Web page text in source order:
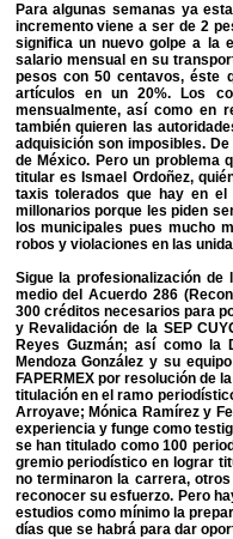
Para algunas semanas ya
incremento viene a ser de 2
significa un nuevo golpe a la
salario mensual en su
pesos con 50 centavos, éste
artículos en un 20%. Los
mensualmente, así como en
también quieren las
adquisición son imposibles.
de México. Pero un problema
titular es Ismael Ordoñez,
taxis tolerados que hay en
millonarios porque les piden
los municipales pues mucho
robos y violaciones en las
Sigue la profesionalización
medio del Acuerdo 286
300 créditos necesarios para
y Revalidación de la SEP
Reyes Guzmán; así como la
Mendoza González y su
FAPERMEX por resolución de
titulación en el ramo
Arroyave; Mónica Ramírez y
experiencia y funge como
se han titulado como 100
gremio periodístico en lograr
no terminaron la carrera,
reconocer su esfuerzo. Pero
estudios como mínimo la
días que se habrá para dar